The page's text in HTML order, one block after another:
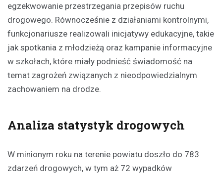
egzekwowanie przestrzegania przepisów ruchu
drogowego. Równocześnie z działaniami kontrolnymi,
funkcjonariusze realizowali inicjatywy edukacyjne, takie
jak spotkania z młodzieżą oraz kampanie informacyjne
w szkołach, które miały podnieść świadomość na
temat zagrożeń związanych z nieodpowiedzialnym
zachowaniem na drodze.
Analiza statystyk drogowych
W minionym roku na terenie powiatu doszło do 783
zdarzeń drogowych, w tym aż 72 wypadków